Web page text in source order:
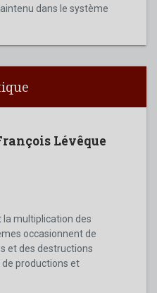
dans le système
Lévêque
multiplication des
occasionnent de
et des destructions
productions et